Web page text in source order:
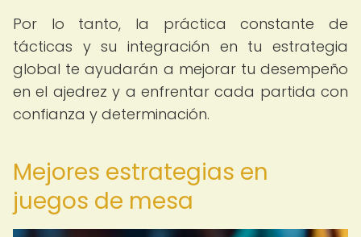
Por lo tanto, la práctica constante de
tácticas y su integración en tu estrategia
global te ayudarán a mejorar tu desempeño
en el ajedrez y a enfrentar cada partida con
confianza y determinación.
Mejores estrategias en
juegos de mesa